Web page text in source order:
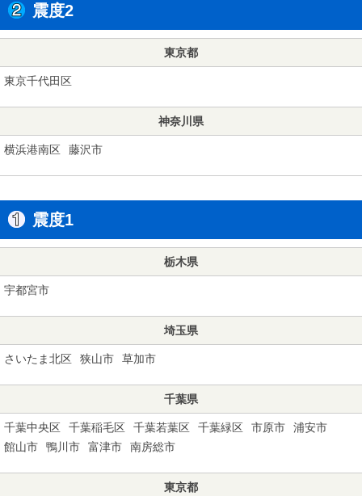
震度2
東京都
東京千代田区
神奈川県
横浜港南区 藤沢市
震度1
栃木県
宇都宮市
埼玉県
さいたま北区 狭山市 草加市
千葉県
千葉中央区 千葉稲毛区 千葉若葉区 千葉緑区 市原市
浦安市
館山市
鴨川市 富津市 南房総市
東京都